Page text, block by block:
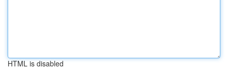
HTML is disabled